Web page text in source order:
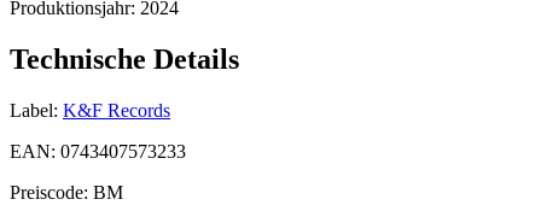
Produktionsjahr: 2024
Technische Details
Label: K&F Records
EAN: 0743407573233
Preiscode: BM